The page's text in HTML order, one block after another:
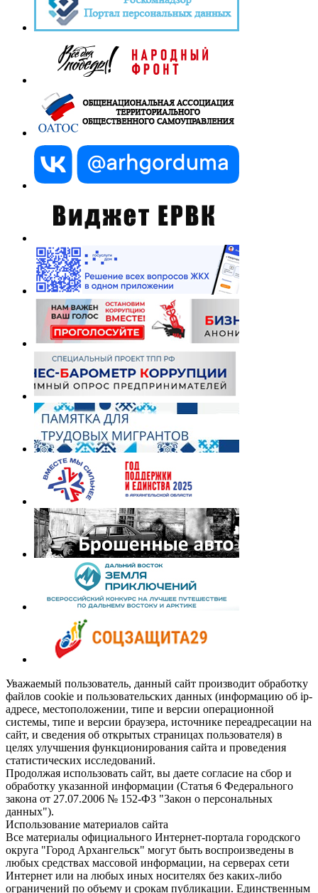
Уважаемый пользователь, данный сайт производит обработку
файлов cookie и пользовательских данных (информацию об ip-
адресе, местоположении, типе и версии операционной
системы, типе и версии браузера, источнике переадресации на
сайт, и сведения об открытых страницах пользователя) в
целях улучшения функционирования сайта и проведения
статистических исследований.
Продолжая использовать сайт, вы даете согласие на сбор и
обработку указанной информации (Статья 6 Федерального
закона от 27.07.2006 № 152-ФЗ "Закон о персональных
данных").
Использование материалов сайта
Все материалы официального Интернет-портала городского
округа "Город Архангельск" могут быть воспроизведены в
любых средствах массовой информации, на серверах сети
Интернет или на любых иных носителях без каких-либо
ограничений по объему и срокам публикации. Единственным